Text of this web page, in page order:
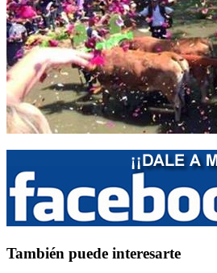
También puede interesarte